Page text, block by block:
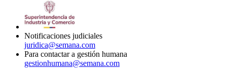
Notificaciones judiciales
juridica@semana.com
Para contactar a gestión humana
gestionhumana@semana.com